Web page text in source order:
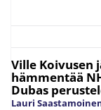
Ville Koivusen
hämmentää
Dubas
Lauri